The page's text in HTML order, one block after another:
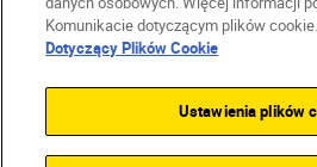
Komunikacie dotyczącym plików cookie.
Dotyczący Plików Cookie
Ustawienia plików